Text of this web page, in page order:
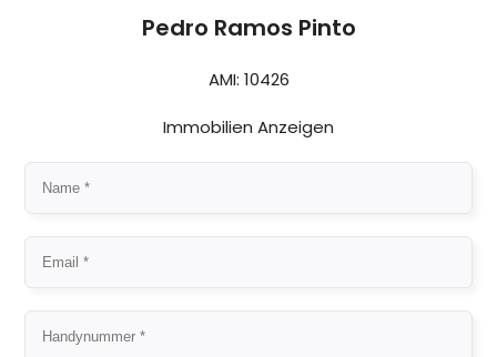
Pedro Ramos Pinto
AMI: 10426
Immobilien Anzeigen